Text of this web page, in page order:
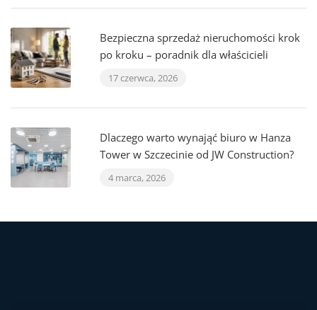
Bezpieczna sprzedaż nieruchomości krok
po kroku – poradnik dla właścicieli
17 czerwca, 2026
Dlaczego warto wynająć biuro w Hanza
Tower w Szczecinie od JW Construction?
4 marca, 2026